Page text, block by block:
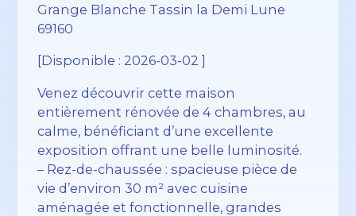
Grange Blanche Tassin la Demi Lune
69160
[Disponible : 2026-03-02 ]
Venez découvrir cette maison
entièrement rénovée de 4 chambres, au
calme, bénéficiant d’une excellente
exposition offrant une belle luminosité.
– Rez-de-chaussée : spacieuse pièce de
vie d’environ 30 m² avec cuisine
aménagée et fonctionnelle, grandes